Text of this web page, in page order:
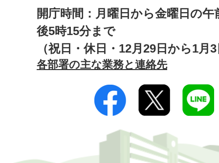
開庁時間：月曜日から金曜日の午
後5時15分まで
（祝日・休日・12月29日から1月
各部署の主な業務と連絡先